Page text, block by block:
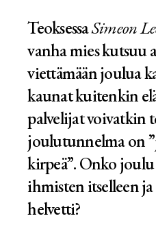
TeoksessaSimeon
vanha mies kutsuu
viettämään joulua
kaunat kuitenkin
palvelijat voivatkin
joulutunnelma on
kirpeä”. Onko
ihmisten itselleen
helvetti?